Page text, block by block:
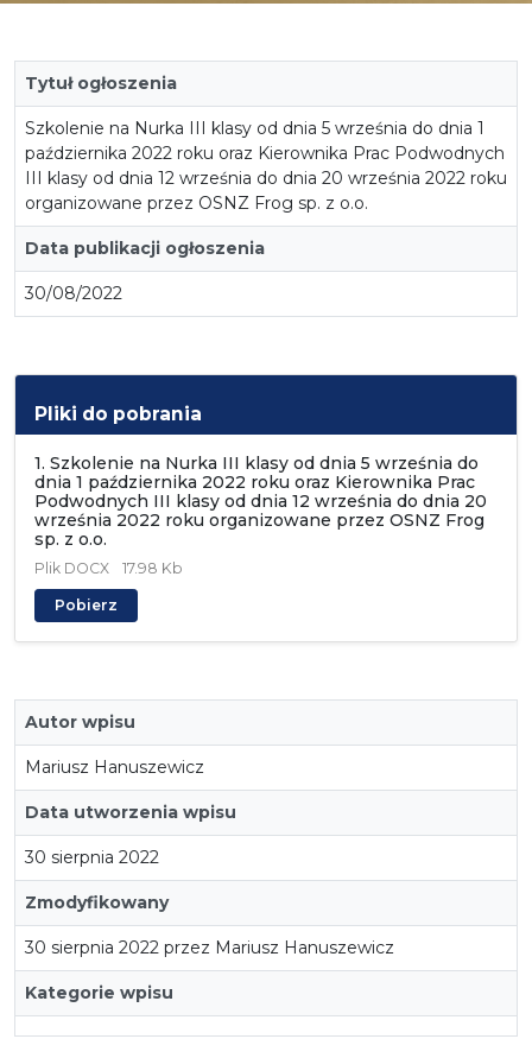
Tytuł ogłoszenia
Szkolenie na Nurka III klasy od dnia 5 września do dnia 1
października 2022 roku oraz Kierownika Prac Podwodnych
III klasy od dnia 12 września do dnia 20 września 2022 roku
organizowane przez OSNZ Frog sp. z o.o.
Data publikacji ogłoszenia
30/08/2022
Pliki do pobrania
1. Szkolenie na Nurka III klasy od dnia 5 września do
dnia 1 października 2022 roku oraz Kierownika Prac
Podwodnych III klasy od dnia 12 września do dnia 20
września 2022 roku organizowane przez OSNZ Frog
sp. z o.o.
Plik DOCX 17.98 Kb
Pobierz
Autor wpisu
Mariusz Hanuszewicz
Data utworzenia wpisu
30 sierpnia 2022
Zmodyfikowany
30 sierpnia 2022 przez Mariusz Hanuszewicz
Kategorie wpisu